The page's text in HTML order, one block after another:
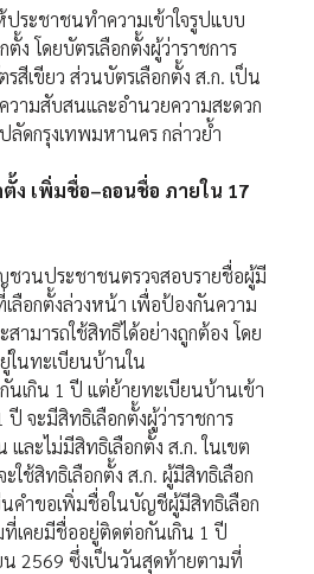
ระชาชนทำความเข้าใจรูปแบบ
ง โดยบัตรเลือกตั้งผู้ว่าราชการ
สีเขียว ส่วนบัตรเลือกตั้ง ส.ก. เป็น
ามสับสนและอำนวยความสะดวก
ลัดกรุงเทพมหานคร กล่าวย้ำ
ง เพิ่มชื่อ–ถอนชื่อ ภายใน 17
ชวนประชาชนตรวจสอบรายชื่อผู้มี
ลือกตั้งล่วงหน้า เพื่อป้องกันความ
ามารถใช้สิทธิได้อย่างถูกต้อง โดย
ในทะเบียนบ้านใน
เกิน 1 ปี แต่ย้ายทะเบียนบ้านเข้า
ปี จะมีสิทธิเลือกตั้งผู้ว่าราชการ
ละไม่มีสิทธิเลือกตั้ง ส.ก. ในเขต
ใช้สิทธิเลือกตั้ง ส.ก. ผู้มีสิทธิเลือก
นคำขอเพิ่มชื่อในบัญชีผู้มีสิทธิเลือก
ที่เคยมีชื่ออยู่ติดต่อกันเกิน 1 ปี
2569 ซึ่งเป็นวันสุดท้ายตามที่